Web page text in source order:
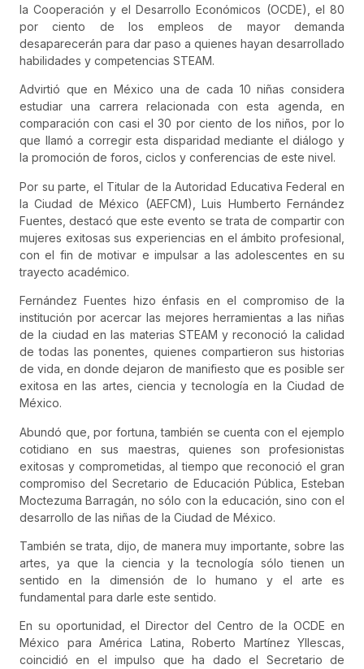
la Cooperación y el Desarrollo Económicos (OCDE), el 80
por ciento de los empleos de mayor demanda
desaparecerán para dar paso a quienes hayan desarrollado
habilidades y competencias STEAM.
Advirtió que en México una de cada 10 niñas considera
estudiar una carrera relacionada con esta agenda, en
comparación con casi el 30 por ciento de los niños, por lo
que llamó a corregir esta disparidad mediante el diálogo y
la promoción de foros, ciclos y conferencias de este nivel.
Por su parte, el Titular de la Autoridad Educativa Federal en
la Ciudad de México (AEFCM), Luis Humberto Fernández
Fuentes, destacó que este evento se trata de compartir con
mujeres exitosas sus experiencias en el ámbito profesional,
con el fin de motivar e impulsar a las adolescentes en su
trayecto académico.
Fernández Fuentes hizo énfasis en el compromiso de la
institución por acercar las mejores herramientas a las niñas
de la ciudad en las materias STEAM y reconoció la calidad
de todas las ponentes, quienes compartieron sus historias
de vida, en donde dejaron de manifiesto que es posible ser
exitosa en las artes, ciencia y tecnología en la Ciudad de
México.
Abundó que, por fortuna, también se cuenta con el ejemplo
cotidiano en sus maestras, quienes son profesionistas
exitosas y comprometidas, al tiempo que reconoció el gran
compromiso del Secretario de Educación Pública, Esteban
Moctezuma Barragán, no sólo con la educación, sino con el
desarrollo de las niñas de la Ciudad de México.
También se trata, dijo, de manera muy importante, sobre las
artes, ya que la ciencia y la tecnología sólo tienen un
sentido en la dimensión de lo humano y el arte es
fundamental para darle este sentido.
En su oportunidad, el Director del Centro de la OCDE en
México para América Latina, Roberto Martínez Yllescas,
coincidió en el impulso que ha dado el Secretario de